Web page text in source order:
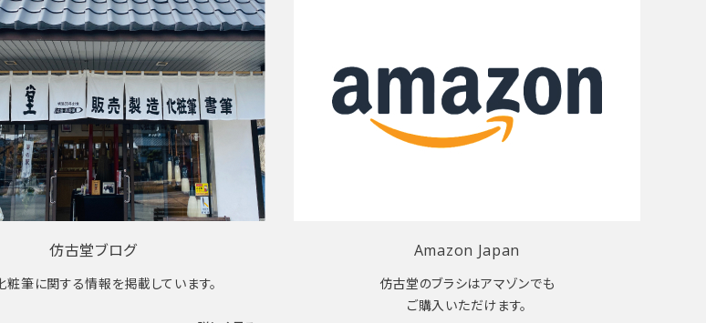
仿古堂ブログ
粧筆に関する情報を掲載しています。
Amazon Japan
仿古堂のブラシはアマゾンでも
ご購入いただけます。